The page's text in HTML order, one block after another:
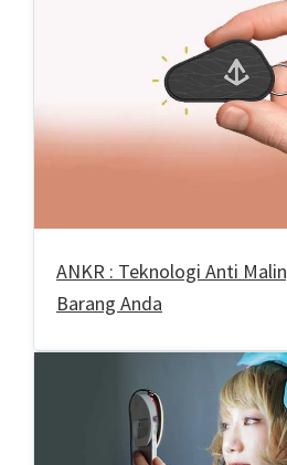
ANKR : Teknologi Anti
Barang Anda